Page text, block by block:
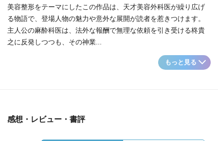
美容整形をテーマにしたこの作品は、天才美容外科医が繰り広げ
る物語で、登場人物の魅力や意外な展開が読者を惹きつけます。
主人公の麻酔科医は、法外な報酬で無理な依頼を引き受ける柊貴
之に反発しつつも、その神業...
もっと見る
感想・レビュー・書評